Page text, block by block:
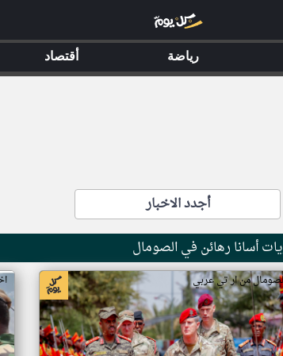
أجدد الاخبار
أسانا رهائن في الصومال
من ار تي عربي
رياضة أقتصاد